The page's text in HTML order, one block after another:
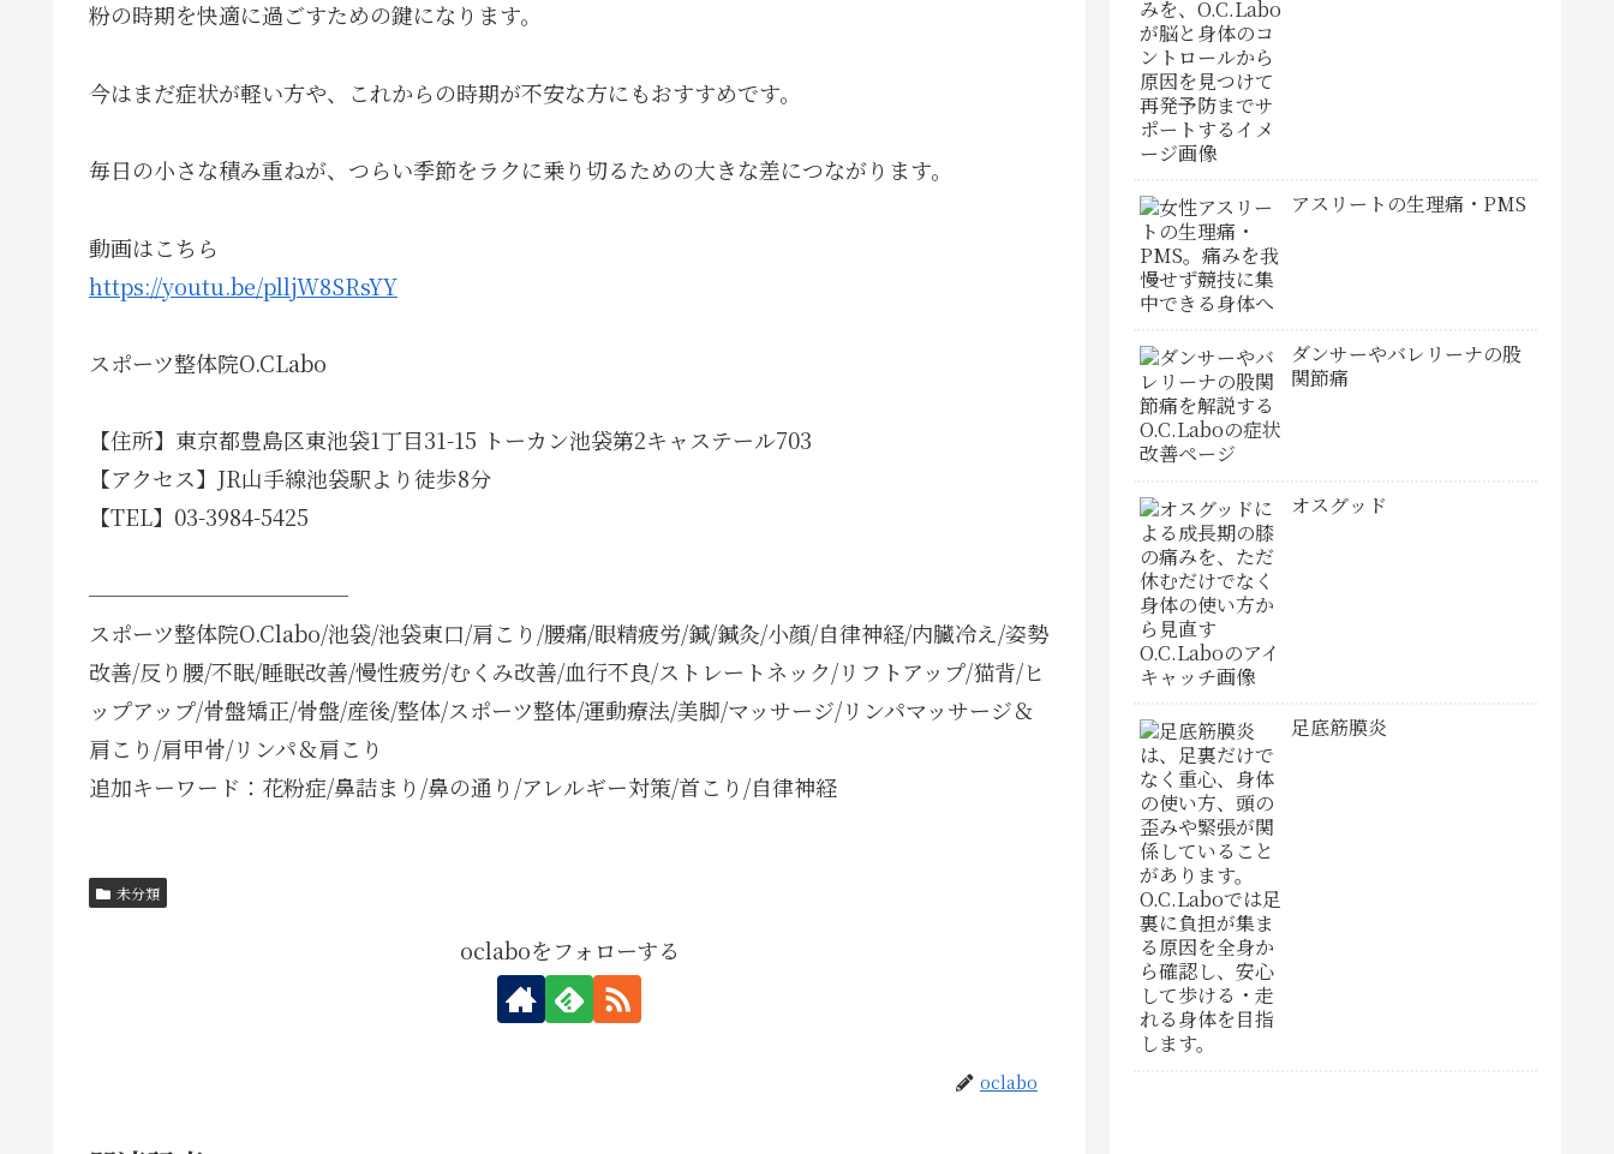
粉の時期を快適に過ごすための鍵になります。
今はまだ症状が軽い方や、これからの時期が不安な方にもおすすめです。
毎日の小さな積み重ねが、つらい季節をラクに乗り切るための大きな差につながります。
動画はこちら
https://youtu.be/plljW8SRsYY
スポーツ整体院O.CLabo
【住所】東京都豊島区東池袋1丁目31-15 トーカン池袋第2キャステール703
【アクセス】JR山手線池袋駅より徒歩8分
【TEL】03-3984-5425
────────────
スポーツ整体院O.Clabo/池袋/池袋東口/肩こり/腰痛/眼精疲労/鍼/鍼灸/小顔/自律神経/内臓冷え/姿勢
改善/反り腰/不眠/睡眠改善/慢性疲労/むくみ改善/血行不良/ストレートネック/リフトアップ/猫背/ヒ
ップアップ/骨盤矯正/骨盤/産後/整体/スポーツ整体/運動療法/美脚/マッサージ/リンパマッサージ＆
肩こり/肩甲骨/リンパ＆肩こり
追加キーワード：花粉症/鼻詰まり/鼻の通り/アレルギー対策/首こり/自律神経
未分類
oclaboをフォローする
oclabo
アスリートの生理痛・PMS
ダンサーやバレリーナの股
関節痛
オスグッド
足底筋膜炎